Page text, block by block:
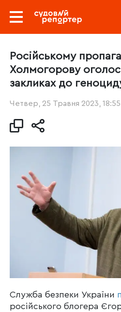
Російському
Холмогорову
закликах до
Четвер, 25 Травня 2023, 18:55
Служба безпеки України
російського блогера